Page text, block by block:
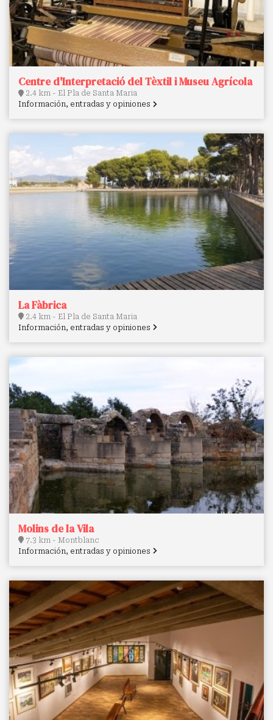
Centre d'Interpretació del Tèxtil i Museu Agrícola
2.4 km - El Pla de Santa Maria
Información, entradas y opiniones
La Fàbrica
2.4 km - El Pla de Santa Maria
Información, entradas y opiniones
Molins de la Vila
7.3 km - Montblanc
Información, entradas y opiniones